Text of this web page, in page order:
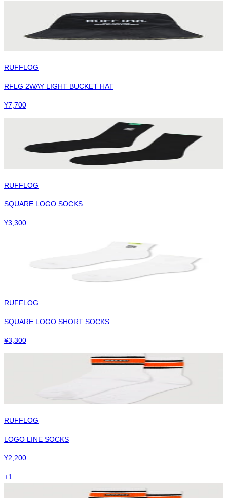
RUFFLOG
RFLG 2WAY LIGHT BUCKET HAT
¥7,700
RUFFLOG
SQUARE LOGO SOCKS
¥3,300
RUFFLOG
SQUARE LOGO SHORT SOCKS
¥3,300
RUFFLOG
LOGO LINE SOCKS
¥2,200
+1